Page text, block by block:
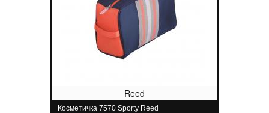
Reed
Косметичка 7570 Sporty Reed